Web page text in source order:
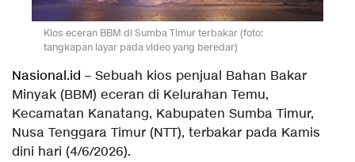
Kios eceran BBM di Sumba Timur terbakar (foto:
tangkapan layar pada video yang beredar)
Nasional.id – Sebuah kios penjual Bahan Bakar
Minyak (BBM) eceran di Kelurahan Temu,
Kecamatan Kanatang, Kabupaten Sumba Timur,
Nusa Tenggara Timur (NTT), terbakar pada Kamis
dini hari (4/6/2026).